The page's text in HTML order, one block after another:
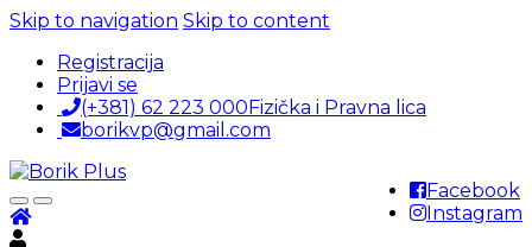
Skip to navigation Skip to content
Registracija
Prijavi se
(+381) 62 223 000Fizička i Pravna lica
borikvp@gmail.com
Facebook
Instagram